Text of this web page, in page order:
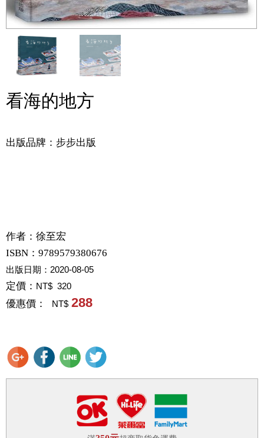
看海的地方
出版品牌：步步出版
作者： 徐至宏
ISBN：9789579380676
出版日期： 2020-08-05
定價： NT$ 320
優惠價： NT$ 288